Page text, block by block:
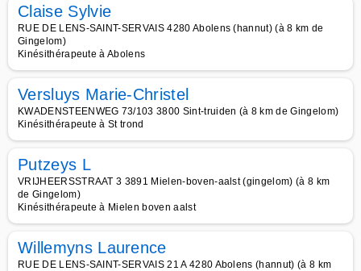
Claise Sylvie
RUE DE LENS-SAINT-SERVAIS 4280 Abolens (hannut) (à 8 km de
Gingelom)
Kinésithérapeute à Abolens
Versluys Marie-Christel
KWADENSTEENWEG 73/103 3800 Sint-truiden (à 8 km de Gingelom)
Kinésithérapeute à St trond
Putzeys L
VRIJHEERSSTRAAT 3 3891 Mielen-boven-aalst (gingelom) (à 8 km
de Gingelom)
Kinésithérapeute à Mielen boven aalst
Willemyns Laurence
RUE DE LENS-SAINT-SERVAIS 21 A 4280 Abolens (hannut) (à 8 km